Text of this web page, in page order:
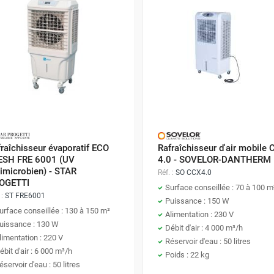
pas de diminuer la température; ils distribuent
en zones confortables et agréables à vivre.
se justifie par une capacité accrue à maintenir un
fonctionnalités supplémentaires comme des filtres
précise et facile du climat intérieur.
de la taille de l’espace à refroidir et de vos
à équiper vous aidera à déterminer le meilleur
que vous trouviez le rafraîchisseur parfait pour votre
d'air ?
une question que beaucoup se posent, surtout avec
n'est pas unique, car elle dépend de plusieurs
évaporatif ECO
FRE 6001 (UV
- STAR
ST FRE6001
conseillée : 130 à 150 m²
: 130 W
: 220 V
d'air : 6 000 m³/h
d'eau : 50 litres
Rafraîchisseur d'air mobile
4.0 - SOVELOR-DANTHERM
Réf. : SO CCX4.0
Surface conseillée : 70 à 100
Puissance : 150 W
Alimentation : 230 V
Débit d'air : 4 000 m³/h
Réservoir d'eau : 50 litres
Poids : 22 kg